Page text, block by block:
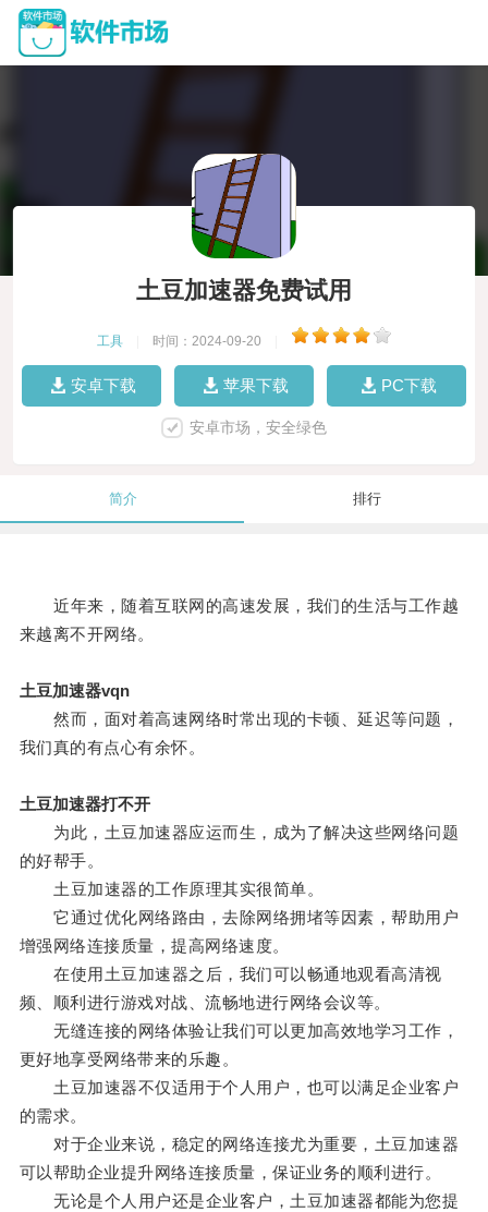
土豆加速器免费试用
工具 时间：2024-09-20
安卓下载 苹果下载 PC下载
安卓市场，安全绿色
简介 排行
近年来，随着互联网的高速发展，我们的生活与工作越
来越离不开网络。
土豆加速器vqn
然而，面对着高速网络时常出现的卡顿、延迟等问题，
我们真的有点心有余怀。
土豆加速器打不开
为此，土豆加速器应运而生，成为了解决这些网络问题
的好帮手。
土豆加速器的工作原理其实很简单。
它通过优化网络路由，去除网络拥堵等因素，帮助用户
增强网络连接质量，提高网络速度。
在使用土豆加速器之后，我们可以畅通地观看高清视
频、顺利进行游戏对战、流畅地进行网络会议等。
无缝连接的网络体验让我们可以更加高效地学习工作，
更好地享受网络带来的乐趣。
土豆加速器不仅适用于个人用户，也可以满足企业客户
的需求。
对于企业来说，稳定的网络连接尤为重要，土豆加速器
可以帮助企业提升网络连接质量，保证业务的顺利进行。
无论是个人用户还是企业客户，土豆加速器都能为您提